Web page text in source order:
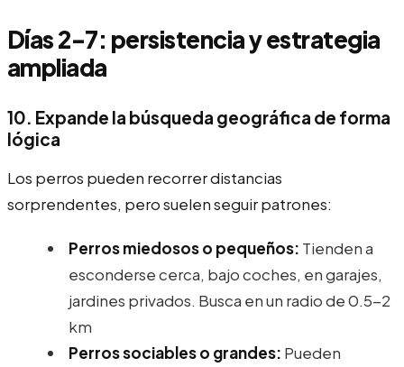
Días 2-7: persistencia y estrategia
ampliada
10. Expande la búsqueda geográfica de forma
lógica
Los perros pueden recorrer distancias
sorprendentes, pero suelen seguir patrones:
Perros miedosos o pequeños: Tienden a
esconderse cerca, bajo coches, en garajes,
jardines privados. Busca en un radio de 0.5-2
km
Perros sociables o grandes: Pueden